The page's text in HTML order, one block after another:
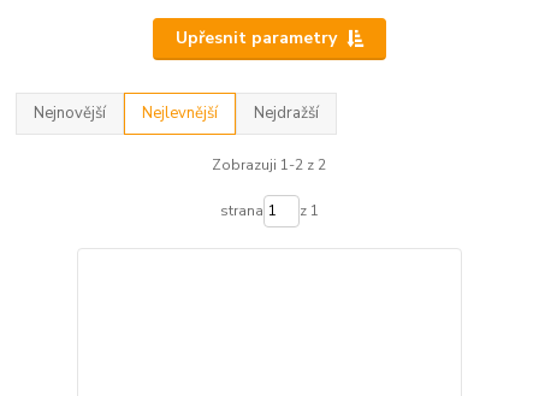
Upřesnit parametry
Nejnovější Nejlevnější Nejdražší
Zobrazuji 1-2 z 2
strana z 1